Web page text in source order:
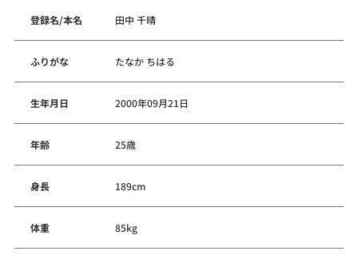
登録名/本名 田中 千晴
ふりがな たなか ちはる
生年月日 2000年09月21日
年齢 25歳
身長 189cm
体重 85kg